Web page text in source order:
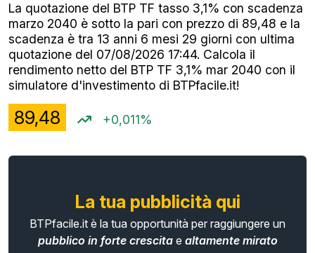
La quotazione del BTP TF tasso 3,1% con scadenza
marzo 2040 è sotto la pari con prezzo di 89,48 e la
scadenza è tra 13 anni 6 mesi 29 giorni con ultima
quotazione del 07/08/2026 17:44. Calcola il
rendimento netto del BTP TF 3,1% mar 2040 con il
simulatore d'investimento di BTPfacile.it!
89,48 +0,011%
La tua pubblicità qui
BTPfacile.it è la tua opportunità per raggiungere un
pubblico in forte crescitae altamente mirato